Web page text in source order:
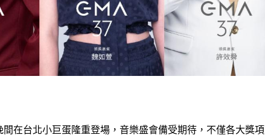
間在台北小巨蛋隆重登場，音樂盛會備受期待，不僅各大